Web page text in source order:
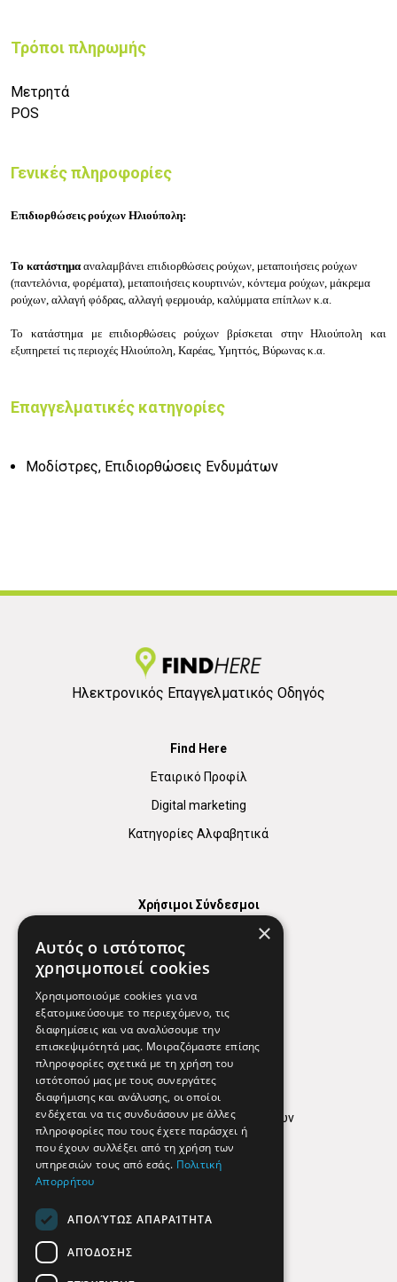
Τρόποι πληρωμής
Μετρητά
POS
Γενικές πληροφορίες
Επιδιορθώσεις ρούχων Ηλιούπολη:
Το κατάστημα αναλαμβάνει επιδιορθώσεις ρούχων, μεταποιήσεις ρούχων
(παντελόνια, φορέματα), μεταποιήσεις κουρτινών, κόντεμα ρούχων, μάκρεμα
ρούχων, αλλαγή φόδρας, αλλαγή φερμουάρ, καλύμματα επίπλων κ.α.
Το κατάστημαμε επιδιορθώσεις ρούχων βρίσκεται στηνΗλιούπολη και
εξυπηρετεί τις περιοχές Ηλιούπολη, Καρέας, Υμηττός, Βύρωνας κ.α.
Επαγγελματικές κατηγορίες
Μοδίστρες, Επιδιορθώσεις Ενδυμάτων
Ηλεκτρονικός Επαγγελματικός Οδηγός
Find Here
Εταιρικό Προφίλ
Digital marketing
Κατηγορίες Αλφαβητικά
Χρήσιμοι Σύνδεσμοι
Χρήσιμα Τηλέφωνα
Εφημερεύοντα Φαρμακεία
Απόρρητο
Όροι Χρήσης
Πολιτική προστασίας δεδομένων
Findhere
Social Media
×
Αυτός ο ιστότοπος
χρησιμοποιεί cookies
Χρησιμοποιούμε cookies για να
εξατομικεύσουμε το περιεχόμενο, τις
διαφημίσεις και να αναλύσουμε την
επισκεψιμότητά μας. Μοιραζόμαστε επίσης
πληροφορίες σχετικά με τη χρήση του
ιστότοπού μας με τους συνεργάτες
διαφήμισης και ανάλυσης, οι οποίοι
ενδέχεται να τις συνδυάσουν με άλλες
πληροφορίες που τους έχετε παράσχει ή
που έχουν συλλέξει από τη χρήση των
υπηρεσιών τους από εσάς. Πολιτική
Απορρήτου
ΑΠΟΛΎΤΩΣ ΑΠΑΡΑΊΤΗΤΑ
ΑΠΌΔΟΣΗΣ